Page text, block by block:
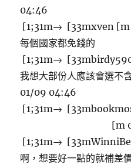
04:46
[1;31m→ [33mxven [m
每個國家都免錢
[1;31m→
我想大部份人應該會選
01/09 04:46
[1;31m→
[m 01/09
[1;31m→
啊，想要好一點的就補差